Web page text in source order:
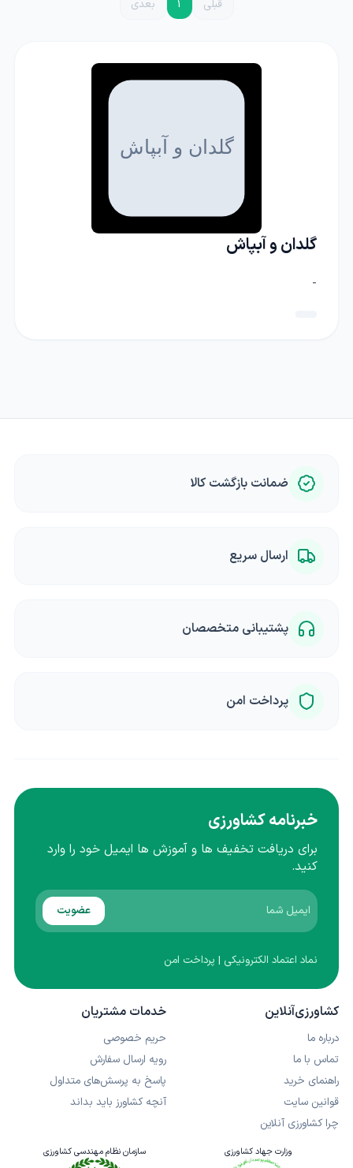
قبلی 1 بعدی
گلدان و آبپاش
-
ضمانت بازگشت کالا
ارسال سریع
پشتیبانی متخصصان
پرداخت امن
خبرنامه کشاورزی
برای دریافت تخفیف ها و آموزش ها ایمیل خود را وارد
کنید.
عضویت
نماد اعتماد الکترونیکی | پرداخت امن
کشاورزی‌آنلاین
درباره ما
تماس با ما
راهنمای خرید
قوانین سایت
چرا کشاورزی آنلاین
خدمات مشتریان
حریم خصوصی
رویه ارسال سفارش
پاسخ به پرسش‌های متداول
آنچه کشاورز باید بداند
وزارت جهاد کشاورزی سازمان نظام مهندسی کشاورزی